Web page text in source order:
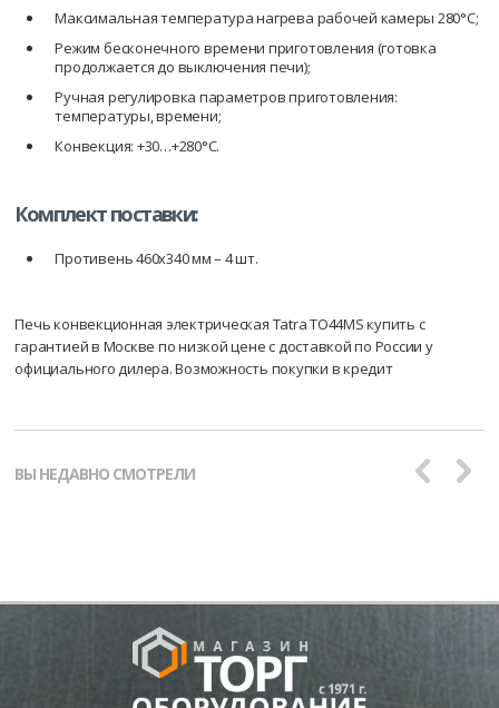
Максимальная температура нагрева рабочей камеры 280°С;
Режим бесконечного времени приготовления (готовка
продолжается до выключения печи);
Ручная регулировка параметров приготовления:
температуры, времени;
Конвекция: +30…+280°С.
Комплект поставки:
Противень 460х340 мм – 4 шт.
Печь конвекционная электрическая Tatra TO44MS купить с
гарантией в Москве по низкой цене с доставкой по России у
официального дилера. Возможность покупки в кредит
ВЫ НЕДАВНО СМОТРЕЛИ